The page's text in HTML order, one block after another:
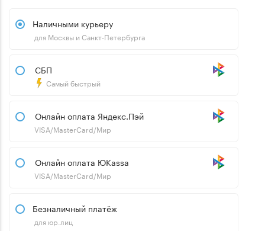
Наличными курьеру
для Москвы и Санкт-Петербурга
СБП
Самый быстрый
Онлайн оплата Яндекс.Пэй
VISA/MasterCard/Мир
Онлайн оплата ЮKassa
VISA/MasterCard/Мир
Безналичный платёж
для юр.лиц